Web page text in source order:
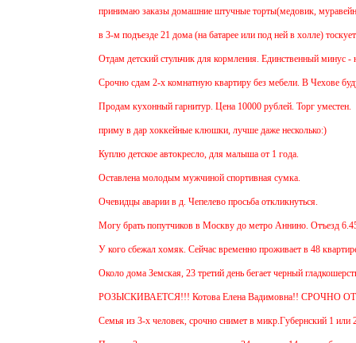
принимаю заказы домашние штучные торты(медовик, муравейник,
в 3-м подъезде 21 дома (на батарее или под ней в холле) тоскует и
Отдам детский стульчик для кормления. Единственный минус - нет
Срочно сдам 2-х комнатную квартиру без мебели. В Чехове буду
Продам кухонный гарнитур. Цена 10000 рублей. Торг уместен.
приму в дар хоккейные клюшки, лучше даже несколько:)
Куплю детское автокресло, для малыша от 1 года.
Оставлена молодым мужчиной спортивная сумка.
Очевидцы аварии в д. Чепелево просьба откликнуться.
Могу брать попутчиков в Москву до метро Аннино. Отъезд 6.45 от
У кого сбежал хомяк. Сейчас временно проживает в 48 квартире (9
Около дома Земская, 23 третий день бегает черный гладкошерстый
РОЗЫСКИВАЕТСЯ!!! Котова Елена Вадимовна!! СРОЧНО
Семья из 3-х человек, срочно снимет в микр.Губернский 1 или 2-х